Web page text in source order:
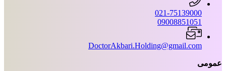
021-75139000
09008851051
DoctorAkbari.Holding@gmail.com
عمومی